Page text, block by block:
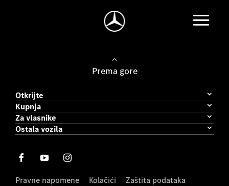
Prema gore
Otkrijte
Kupnja
Za vlasnike
Ostala vozila
Pravne napomene Kolačići Zaštita podataka